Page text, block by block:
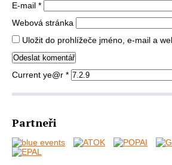
E-mail *
Webová stránka
Uložit do prohlížeče jméno, e-mail a
Current ye@r *
Partneři